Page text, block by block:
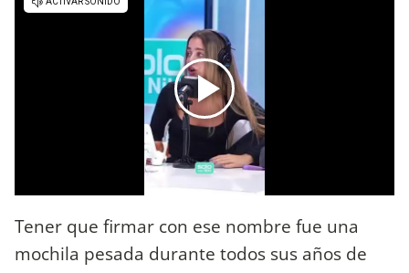
Tener que firmar con ese nombre fue una
mochila pesada durante todos sus años de